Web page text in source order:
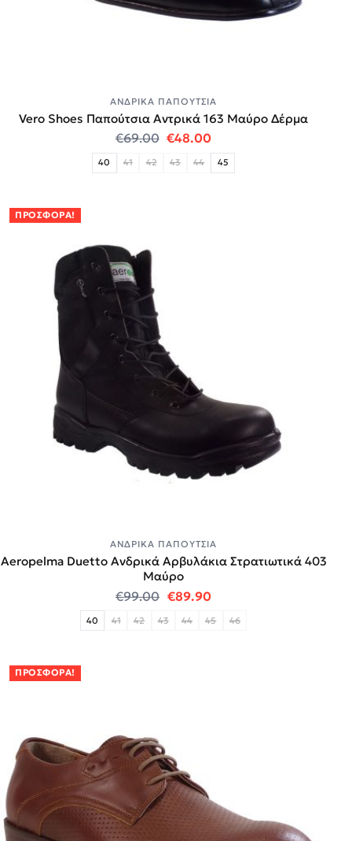
ΑΝΔΡΙΚΆ ΠΑΠΟΎΤΣΙΑ
Vero Shoes Παπούτσια Αντρικά 163 Μαύρο Δέρμα
€69.00 Original price was: €69.00.
€48.00Η τρέχουσα τιμή
40 41 42 43 44 45
ΠΡΟΣΦΟΡΆ!
ΑΝΔΡΙΚΆ ΠΑΠΟΎΤΣΙΑ
Aeropelma Duetto Ανδρικά Αρβυλάκια Στρατιωτικά 403
Μαύρο
€99.00 Original price was: €99.00.
€89.90Η τρέχουσα τιμή
40 41 42 43 44 45 46
ΠΡΟΣΦΟΡΆ!